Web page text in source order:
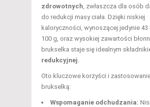
zdrowotnych, zwłaszcza dla osób
do redukcji masy ciała. Dzięki niskiej
kaloryczności, wynoszącej jedynie 43
100 g, oraz wysokiej zawartości
brukselka staje się idealnym
redukcyjnej.
Oto kluczowe korzyści i
brukselką:
Wspomaganie odchudzania: